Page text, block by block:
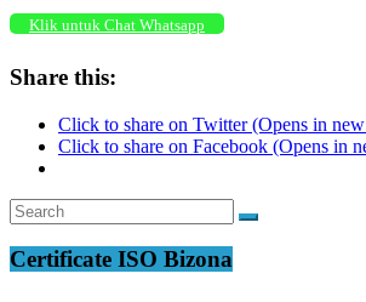
Klik untuk Chat Whatsapp
Share this:
Click to share on Twitter (Opens in
Click to share on Facebook (Opens in
Certificate ISO Bizona